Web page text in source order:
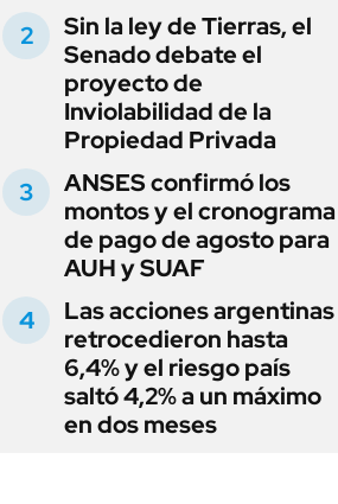
Sin la ley de Tierras, el
Senado debate el
proyecto de
Inviolabilidad de la
Propiedad Privada
ANSES confirmó los
montos y el cronograma
de pago de agosto para
AUH y SUAF
Las acciones argentinas
retrocedieron hasta
6,4% y el riesgo país
saltó 4,2% a un máximo
en dos meses